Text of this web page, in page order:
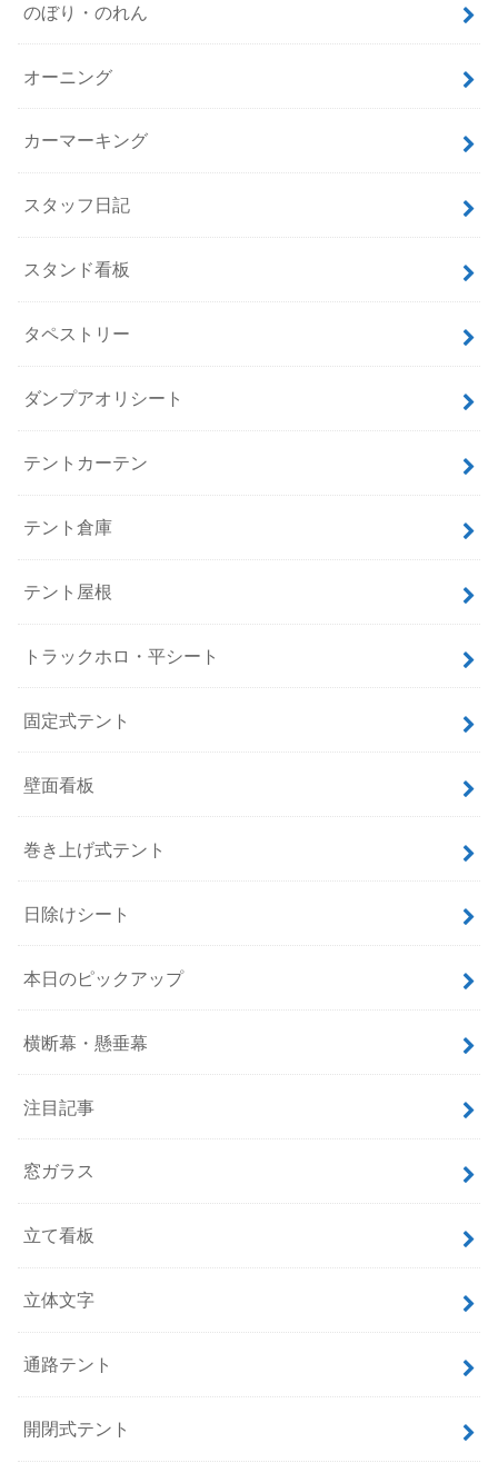
のぼり・のれん
オーニング
カーマーキング
スタッフ日記
スタンド看板
タペストリー
ダンプアオリシート
テントカーテン
テント倉庫
テント屋根
トラックホロ・平シート
固定式テント
壁面看板
巻き上げ式テント
日除けシート
本日のピックアップ
横断幕・懸垂幕
注目記事
窓ガラス
立て看板
立体文字
通路テント
開閉式テント